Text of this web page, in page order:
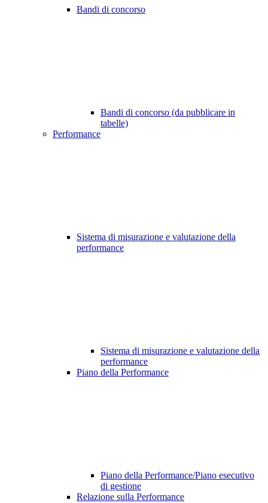
Bandi di concorso
Bandi di concorso (da pubblicare in
tabelle)
Performance
Sistema di misurazione e valutazione della
performance
Sistema di misurazione e valutazione della
performance
Piano della Performance
Piano della Performance/Piano esecutivo
di gestione
Relazione sulla Performance